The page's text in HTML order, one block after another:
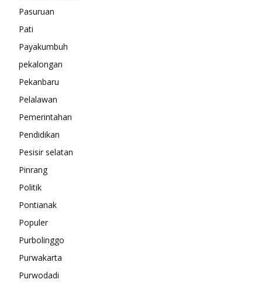
Pasuruan
Pati
Payakumbuh
pekalongan
Pekanbaru
Pelalawan
Pemerintahan
Pendidikan
Pesisir selatan
Pinrang
Politik
Pontianak
Populer
Purbolinggo
Purwakarta
Purwodadi